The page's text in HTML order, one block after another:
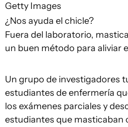
Getty Images
¿Nos ayuda el chicle?
Fuera del laboratorio,
un buen método para aliviar
Un grupo de investigadores
estudiantes de enfermería
los exámenes parciales y
estudiantes que masticaban